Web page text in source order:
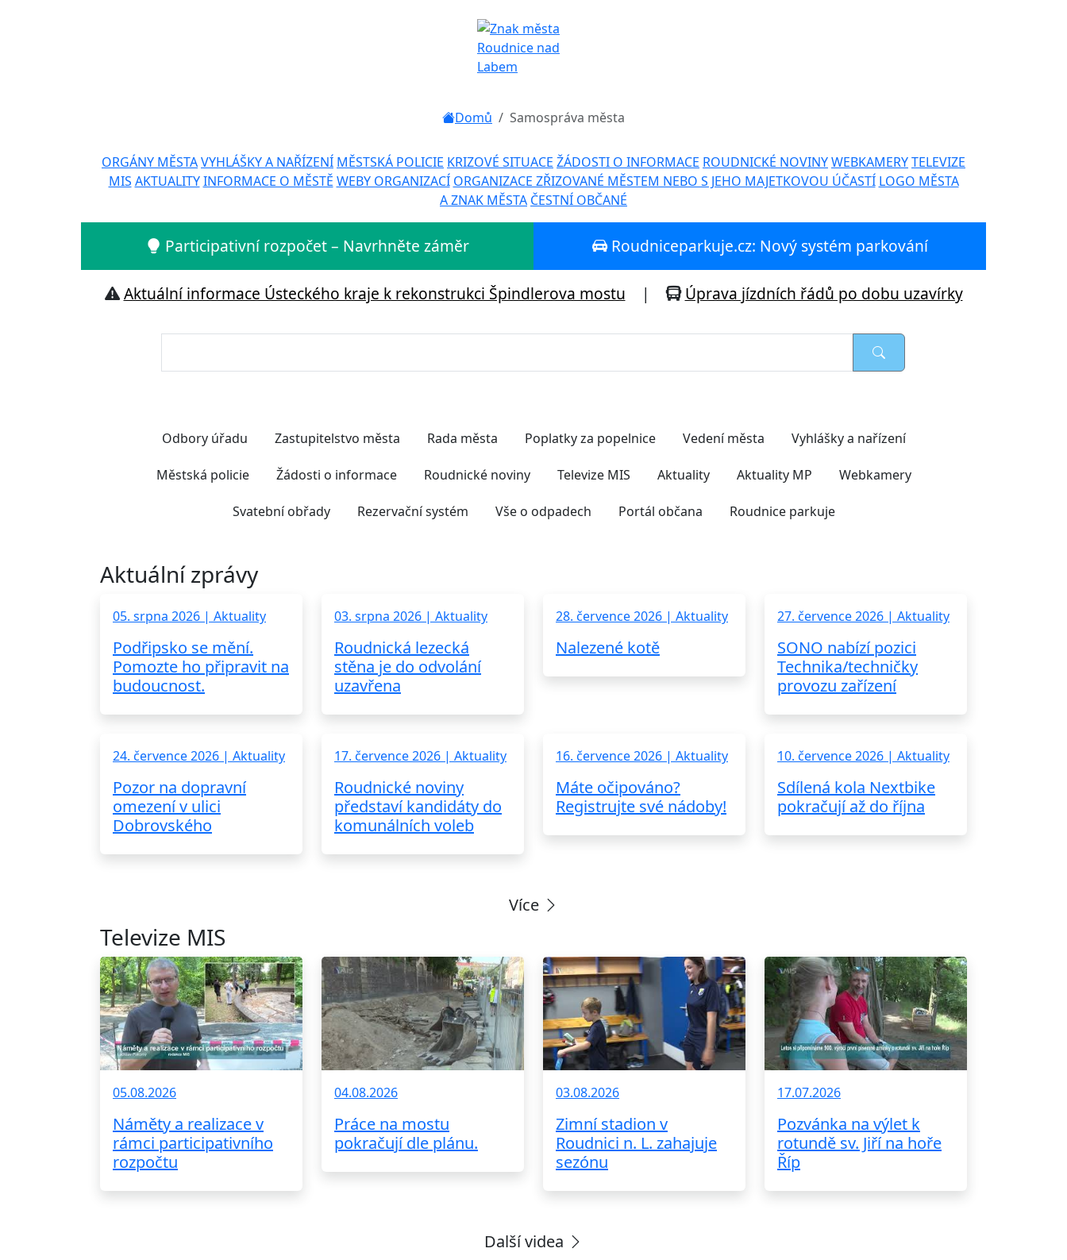
Domů Samospráva města
ORGÁNY MĚSTAVYHLÁŠKY A NAŘÍZENÍ MĚSTSKÁ POLICIE KRIZOVÉ SITUACE ŽÁDOSTI O INFORMACE ROUDNICKÉ NOVINYWEBKAMERYTELEVIZE
MIS AKTUALITY INFORMACE O MĚSTĚ WEBY ORGANIZACÍ ORGANIZACE ZŘIZOVANÉ MĚSTEM NEBO S JEHO MAJETKOVOU ÚČASTÍ LOGO MĚSTA
A ZNAK MĚSTA ČESTNÍ OBČANÉ
Participativní rozpočet – Navrhněte záměr Roudniceparkuje.cz: Nový systém parkování
Aktuální informace Ústeckého kraje k rekonstrukci Špindlerova mostu | Úprava jízdních řádů po dobu uzavírky
Odbory úřadu Zastupitelstvo města Rada města Poplatky za popelnice Vedení města Vyhlášky a nařízení
Městská policie Žádosti o informace Roudnické noviny Televize MIS Aktuality Aktuality MP Webkamery
Svatební obřady Rezervační systém Vše o odpadech Portál občana Roudnice parkuje
Aktuální zprávy
05. srpna 2026 | Aktuality
Podřipsko se mění.
Pomozte ho připravit na
budoucnost.
03. srpna 2026 | Aktuality
Roudnická lezecká
stěna je do odvolání
uzavřena
28. července 2026 | Aktuality
Nalezené kotě
27. července 2026 | Aktuality
SONO nabízí pozici
Technika/techničky
provozu zařízení
24. července 2026 | Aktuality
Pozor na dopravní
omezení v ulici
Dobrovského
17. července 2026 | Aktuality
Roudnické noviny
představí kandidáty do
komunálních voleb
16. července 2026 | Aktuality
Máte očipováno?
Registrujte své nádoby!
10. července 2026 | Aktuality
Sdílená kola Nextbike
pokračují až do října
Více
Televize MIS
05.08.2026
Náměty a realizace v
rámci participativního
rozpočtu
04.08.2026
Práce na mostu
pokračují dle plánu.
03.08.2026
Zimní stadion v
Roudnici n. L. zahajuje
sezónu
17.07.2026
Pozvánka na výlet k
rotundě sv. Jiří na hoře
Říp
Další videa